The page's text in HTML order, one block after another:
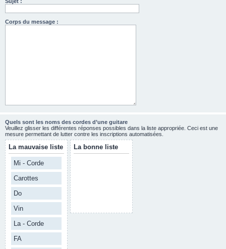
Corps du message :
Quels sont les noms des cordes d’une guitare
Veuillez glisser les différentes réponses possibles dans la liste appropriée. Ceci est une
mesure permettant de lutter contre les inscriptions automatisées.
La mauvaise liste
Mi - Corde
Carottes
Do
Vin
La - Corde
FA
La bonne liste